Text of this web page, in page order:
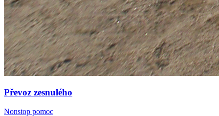
Převoz zesnulého
Nonstop pomoc